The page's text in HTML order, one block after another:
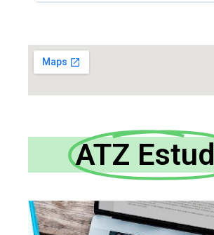
ATZ